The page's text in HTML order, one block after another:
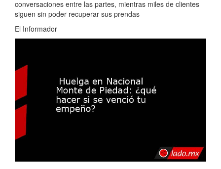
conversaciones entre las partes, mientras miles de clientes
siguen sin poder recuperar sus prendas
El Informador